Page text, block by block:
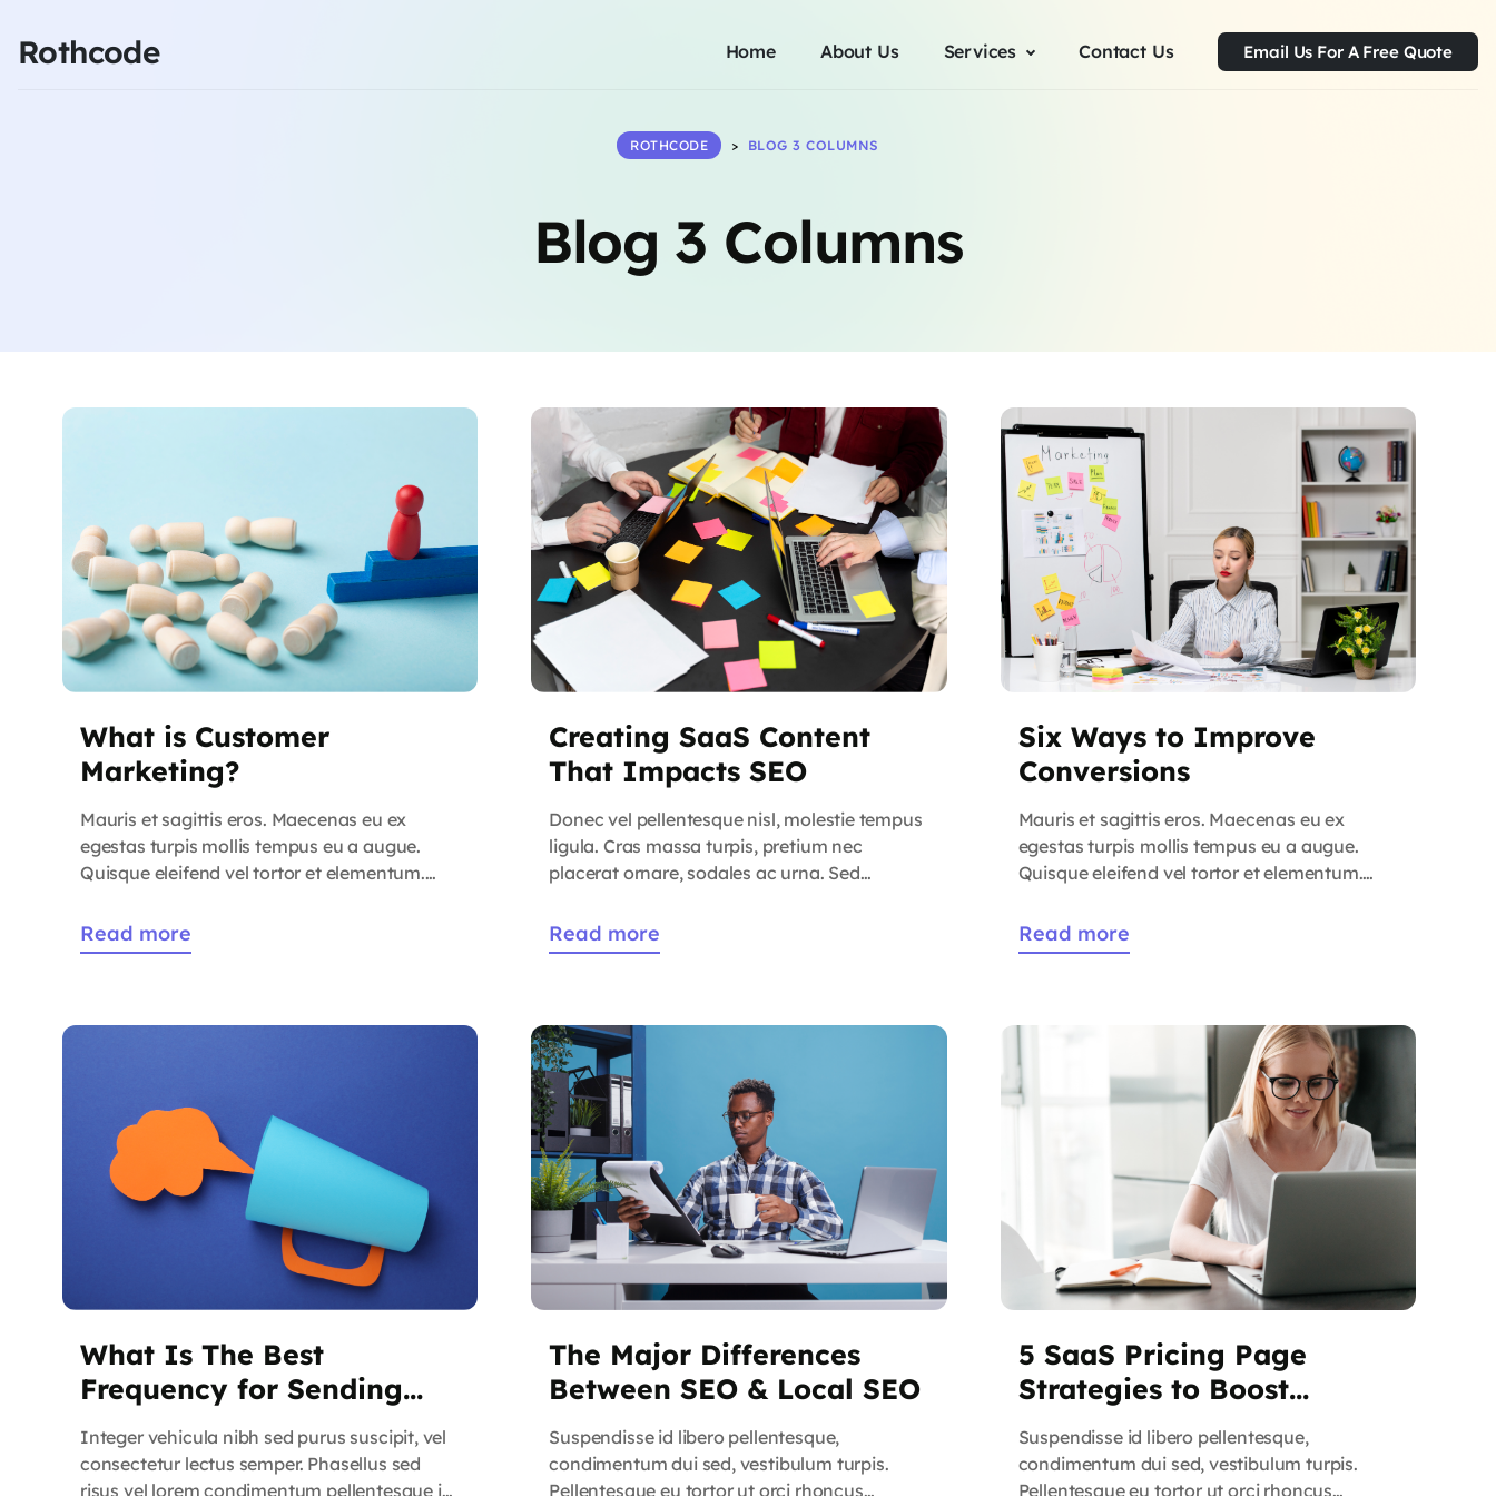
Rothcode Home About Us Services Contact Us Email Us For A Free Quote
Blog 3 Columns
ROTHCODE > BLOG 3 COLUMNS
Six Ways to Improve
Conversions
Mauris et sagittis eros. Maecenas eu ex
egestas turpis mollis tempus eu a augue.
Quisque eleifend vel tortor et elementum.
libero. Cras maximus eros non quam
convallis consectetur. Proin sed dignissim
aliquam nisl neque vitae magna. […]
Read more
Creating SaaS Content
That Impacts SEO
Donec vel pellentesque nisl, molestie tempus
ligula. Cras massa turpis, pretium nec
placerat ornare, sodales ac urna. Sed
bibendum lorem nisi, et efficitur sapien
dapibus sed. Suspendisse iaculis erat ut enim
ac velit. Suspendisse orci nunc,
condimentum sit […]
Read more
What is Customer
Marketing?
Mauris et sagittis eros. Maecenas eu ex
egestas turpis mollis tempus eu a augue.
Quisque eleifend vel tortor et elementum.
libero. Cras maximus eros non quam
convallis consectetur. Proin sed dignissim
Read more
5 SaaS Pricing Page
Strategies to Boost
Conversion Rates
Suspendisse id libero pellentesque,
condimentum dui sed, vestibulum turpis.
Pellentesque eu tortor ut orci rhoncus
The Major Differences
Between SEO & Local SEO
Suspendisse id libero pellentesque,
condimentum dui sed, vestibulum turpis.
Pellentesque eu tortor ut orci rhoncus
What Is The Best
Frequency for Sending
Marketing Emails?
Integer vehicula nibh sed purus suscipit, vel
consectetur lectus semper. Phasellus sed
risus vel lorem condimentum pellentesque id